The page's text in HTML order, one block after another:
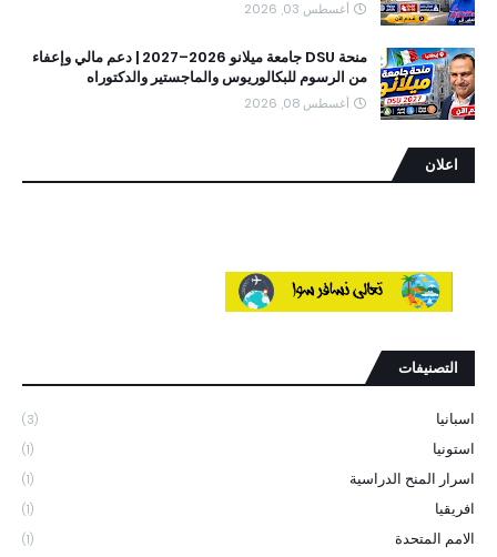
أغسطس 03, 2026
منحة DSU جامعة ميلانو 2026–2027 | دعم مالي وإعفاء
من الرسوم للبكالوريوس والماجستير والدكتوراه
أغسطس 08, 2026
اعلان
التصنيفات
اسبانيا (3)
استونيا (1)
اسرار المنح الدراسية (1)
افريقيا (1)
الامم المتحدة (1)